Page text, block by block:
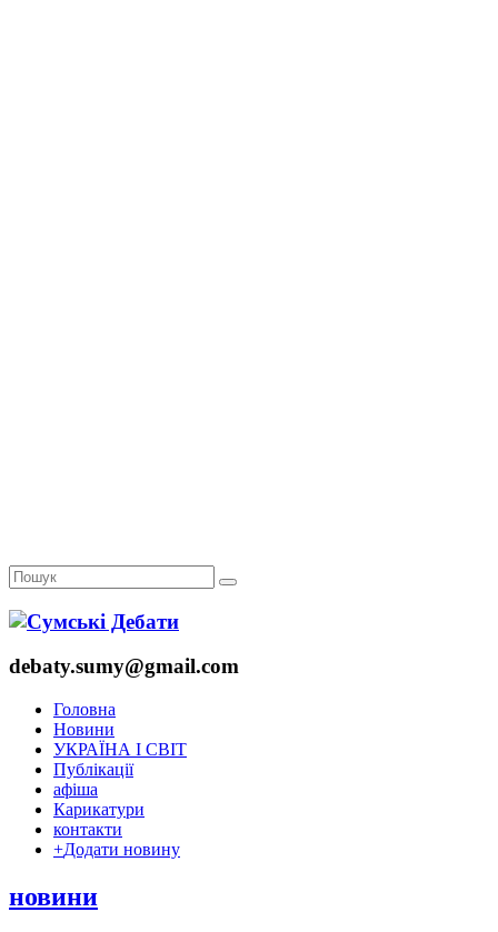
debaty.sumy@gmail.com
Головна
Новини
УКРАЇНА І СВІТ
Публікації
афіша
Карикатури
контакти
+Додати новину
новини